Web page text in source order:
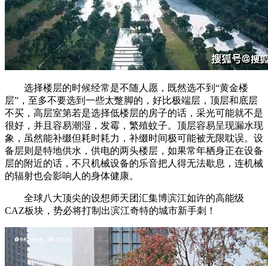
选择楼层的时候经常是不随人愿，既然选不到“黄金楼
层”，至多不要选到一些太蹩脚的，好比极端层，顶层和底层
不买，高层室第若是选择低楼层的房子的话，采光可能就不是
很好，并且容易潮湿，发霉，繁殖蚊子。顶层容易呈现漏水现
象，虽然能补缀但耗时耗力，补缀时间极可能被无限耽误。设
备层则是特地供水，供电的两头楼层，如果常年栖身正在设备
层的附近的话，不只机械设备的乐音把人得无法歇息，连机械
的辐射也会影响人的身体健康。
全球八大顶尖的设想师天团汇集博滨江如许的高能级
CAZ板块，势必将打制出滨江奇特的城市新手刺！